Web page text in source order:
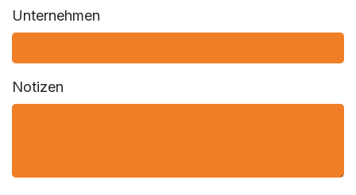
Unternehmen
Notizen